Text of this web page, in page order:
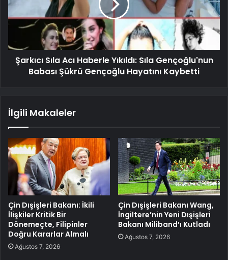
Şarkıcı Sıla Acı Haberle Yıkıldı: Sıla Gençoğlu'nun
Babası Şükrü Gençoğlu Hayatını Kaybetti
İlgili Makaleler
Çin Dışişleri Bakanı: İkili
İlişkiler Kritik Bir
Dönemeçte, Filipinler
Doğru Kararlar Almalı
Ağustos 7, 2026
Çin Dışişleri Bakanı Wang,
İngiltere’nin Yeni Dışişleri
Bakanı Miliband’ı Kutladı
Ağustos 7, 2026